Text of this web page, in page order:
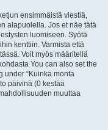
ensimmäistä viestiä,
alapuolella. Jos et näe tätä
luomiseen. Syötä
kenttiin. Varmista että
Voit myös määritellä
You can also set the
under “Kuinka monta
päivinä (0 kestää
muuttaa